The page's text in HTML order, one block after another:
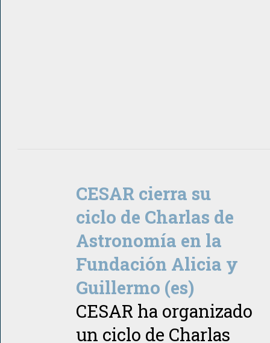
CESAR cierra su
ciclo de Charlas de
Astronomía en la
Fundación Alicia y
Guillermo (es)
CESAR ha organizado
un ciclo de Charlas